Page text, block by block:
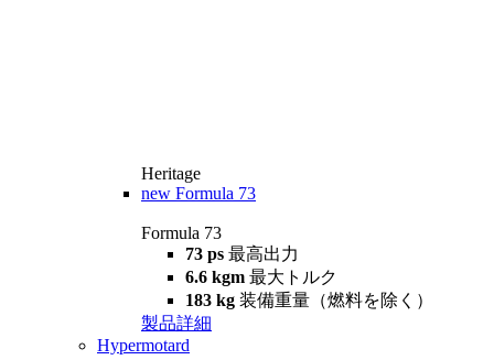
Heritage
new Formula 73
Formula 73
73 ps 最高出力
6.6 kgm 最大トルク
183 kg 装備重量（燃料を除く）
製品詳細
Hypermotard